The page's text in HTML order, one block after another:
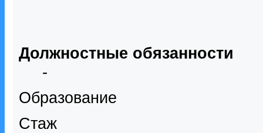
Должностные обязанности
-
Образование
Стаж